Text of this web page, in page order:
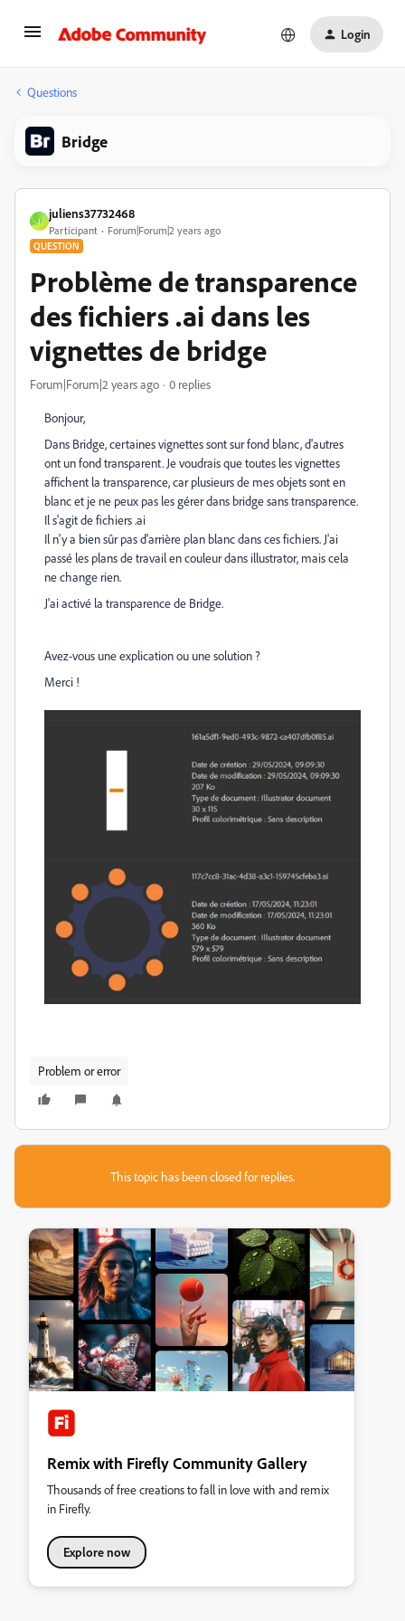
Login
Questions
Bridge
J
juliens37732468
Participant Forum|Forum|2 years ago
QUESTION
Problème de transparence
des fichiers .ai dans les
vignettes de bridge
Forum|Forum|2 years ago 0 replies
Bonjour,
Dans Bridge, certaines vignettes sont sur fond blanc, d'autres
ont un fond transparent. Je voudrais que toutes les vignettes
affichent la transparence, car plusieurs de mes objets sont en
blanc et je ne peux pas les gérer dans bridge sans transparence.
Il s'agit de fichiers .ai
Il n'y a bien sûr pas d'arrière plan blanc dans ces fichiers. J'ai
passé les plans de travail en couleur dans illustrator, mais cela
ne change rien.
J'ai activé la transparence de Bridge.
Avez-vous une explication ou une solution ?
Merci !
Problem or error
This topic has been closed for replies.
Remix with Firefly Community Gallery
Thousands of free creations to fall in love with and remix
in Firefly.
Explore now